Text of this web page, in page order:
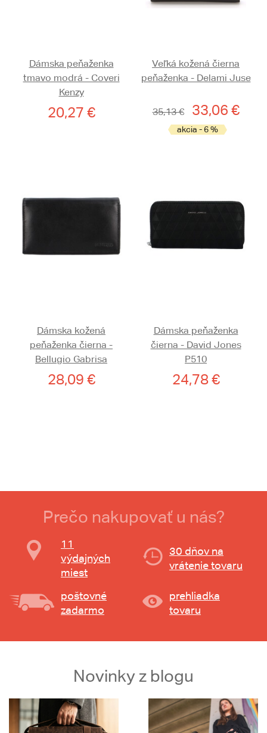
Dámska peňaženka
tmavo modrá - Coveri
Kenzy
20,27 €
Veľká kožená čierna
peňaženka - Delami Juse
35,13 € 33,06 €
akcia - 6 %
Dámska kožená
peňaženka čierna -
Bellugio Gabrisa
28,09 €
Dámska peňaženka
čierna - David Jones
P510
24,78 €
Prečo nakupovať u nás?
11
výdajných
miest
30 dňov na
vrátenie tovaru
poštovné
zadarmo
prehliadka
tovaru
Novinky z blogu